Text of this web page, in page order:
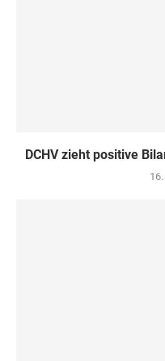
DCHV zieht positive